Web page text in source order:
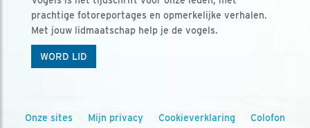
prachtige fotoreportages en opmerkelijke verhalen.
Met jouw lidmaatschap help je de vogels.
WORD LID
Onze sites Mijn privacy Cookieverklaring Colofon